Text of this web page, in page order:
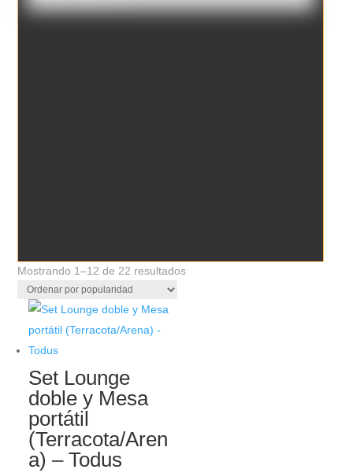
Mostrando 1–12 de 22 resultadosOrdenado
Set Lounge
doble y Mesa
portátil
(Terracota/Aren
a) – Todus